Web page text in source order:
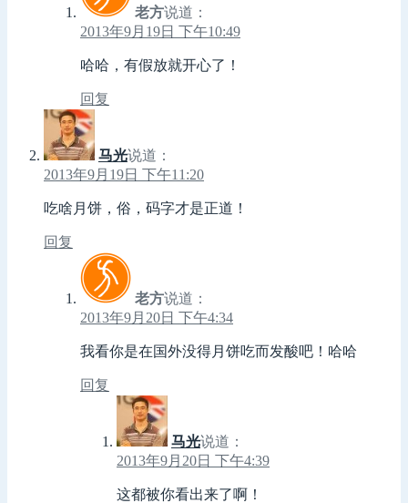
老方说道：
2013年9月19日 下午10:49
哈哈，有假放就开心了！
回复
马光说道：
2013年9月19日 下午11:20
吃啥月饼，俗，码字才是正道！
回复
老方说道：
2013年9月20日 下午4:34
我看你是在国外没得月饼吃而发酸吧！哈哈
回复
马光说道：
2013年9月20日 下午4:39
这都被你看出来了啊！